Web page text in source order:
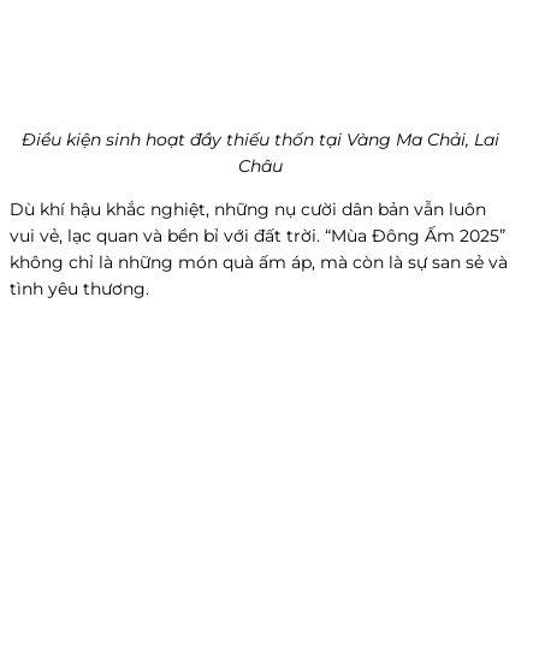
Điều kiện sinh hoạt đầy thiếu thốn tại Vàng Ma Chải, Lai
Châu
Dù khí hậu khắc nghiệt, những nụ cười dân bản vẫn luôn
vui vẻ, lạc quan và bền bỉ với đất trời. “Mùa Đông Ấm 2025”
không chỉ là những món quà ấm áp, mà còn là sự san sẻ và
tình yêu thương.